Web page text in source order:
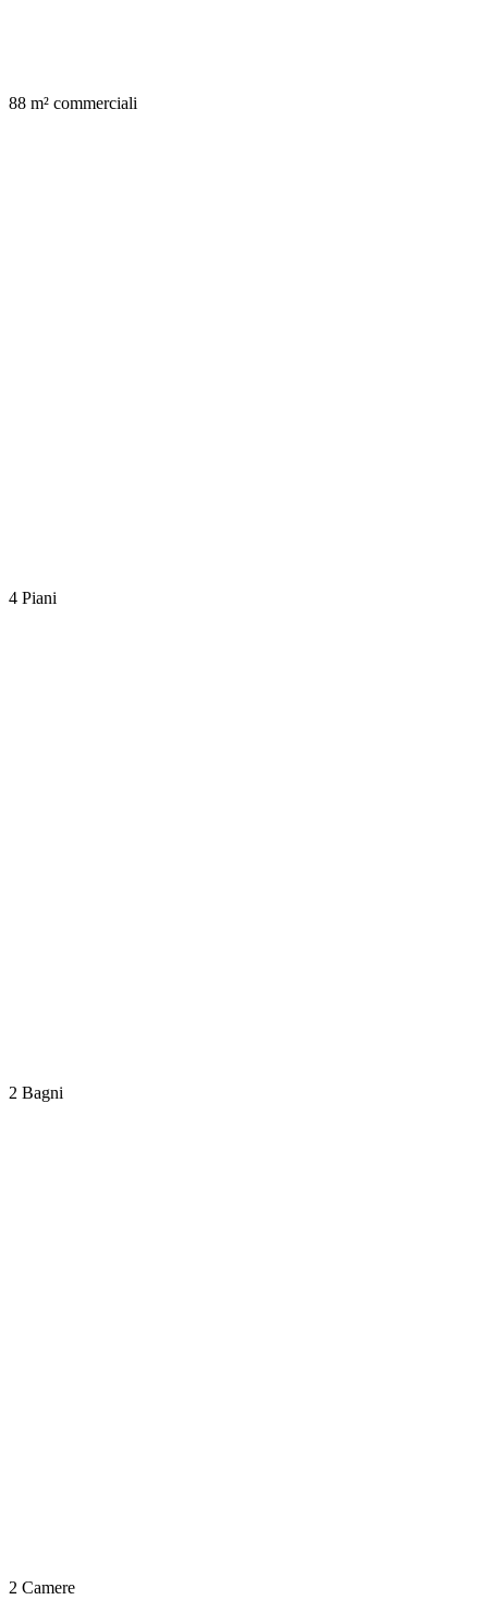
88 m² commerciali
4 Piani
2 Bagni
2 Camere